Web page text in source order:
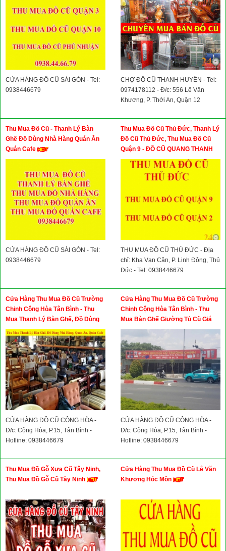
CỬA HÀNG ĐỒ CŨ SÀI GÒN - Tel:
0938446679
CHỢ ĐỒ CŨ THANH HUYỀN - Tel:
0974178112 - Đ/c: 556 Lê Văn
Khương, P. Thới An, Quận 12
Thu Mua Đồ Cũ - Thanh Lý Bàn
Ghế Đồ Dùng Nhà Hàng Quán Ăn
Quán Cafe
CỬA HÀNG ĐỒ CŨ SÀI GÒN - Tel:
0938446679
Thu Mua Đồ Cũ Thủ Đức, Thanh Lý
Đồ Cũ Thủ Đức, Thu Mua Đồ Cũ
Quận 9 - ĐỒ CŨ QUANG THANH
THU MUA ĐỒ CŨ THỦ ĐỨC - Địa
chỉ: Kha Vạn Cân, P. Linh Đông, Thủ
Đức - Tel: 0938446679
Cửa Hàng Thu Mua Đồ Cũ Trường
Chinh Cộng Hòa Tân Bình - Thu
Mua Thanh Lý Bàn Ghế, Đồ Dùng
Nhà Hàng, Quán Ăn, Quán Cafe
Giá Cao
CỬA HÀNG ĐỒ CŨ CỘNG HÒA -
Đ/c: Cộng Hòa, P.15, Tân Bình -
Hotline: 0938446679
Cửa Hàng Thu Mua Đồ Cũ Trường
Chinh Cộng Hòa Tân Bình - Thu
Mua Bàn Ghế Giường Tủ Cũ Giá
Cao
CỬA HÀNG ĐỒ CŨ CỘNG HÒA -
Đ/c: Cộng Hòa, P.15, Tân Bình -
Hotline: 0938446679
Thu Mua Đồ Gỗ Xưa Cũ Tây Ninh,
Thu Mua Đồ Gỗ Cũ Tây Ninh
Cửa Hàng Thu Mua Đồ Cũ Lê Văn
Khương Hóc Môn